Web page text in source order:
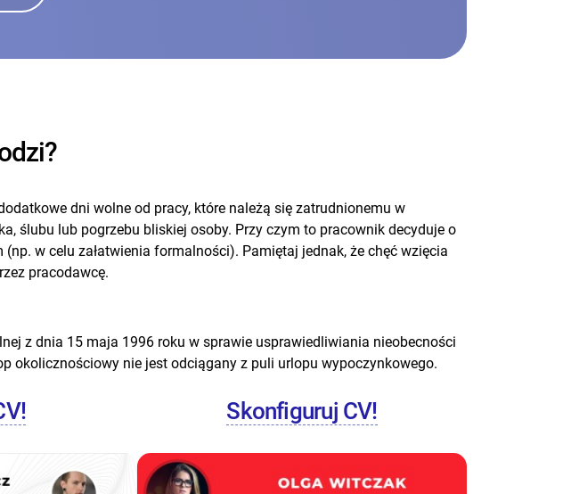
dni wolne od pracy, które należą się zatrudnionemu w
ślubu lub pogrzebu bliskiej osoby. Przy czym to pracownik decyduje o
w celu załatwienia formalności). Pamiętaj jednak, że chęć wzięcia
pracodawcę.
z dnia 15 maja 1996 roku w sprawie usprawiedliwiania nieobecności
okolicznościowy nie jest odciągany z puli urlopu wypoczynkowego.
Skonfiguruj CV!